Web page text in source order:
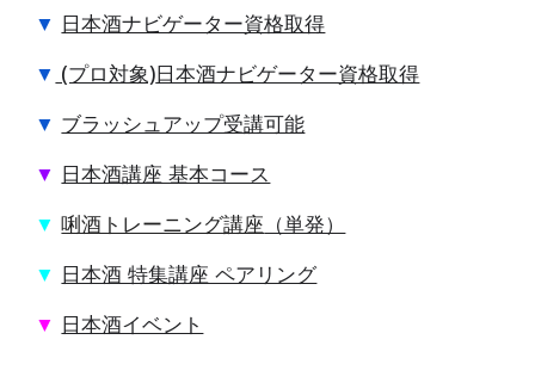
▼ 日本酒ナビゲーター資格取得
▼ (プロ対象)日本酒ナビゲーター資格取得
▼ ブラッシュアップ受講可能
▼ 日本酒講座 基本コース
▼唎酒トレーニング講座 （単発）
▼ 日本酒 特集講座 ペアリング
▼ 日本酒イベント